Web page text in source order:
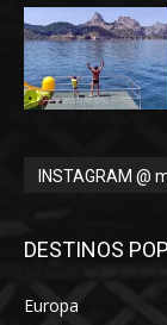
INSTAGRAM @
DESTINOS
Europa